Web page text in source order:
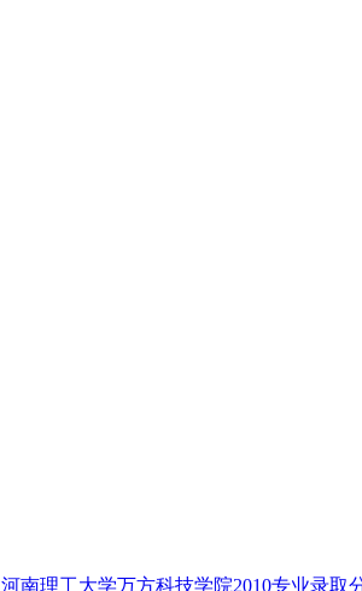
河南理工大学万方科技学院2010专业录取